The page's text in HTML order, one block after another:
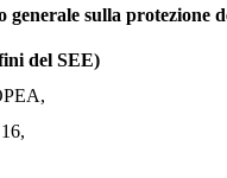
sulla protezione
del SEE)